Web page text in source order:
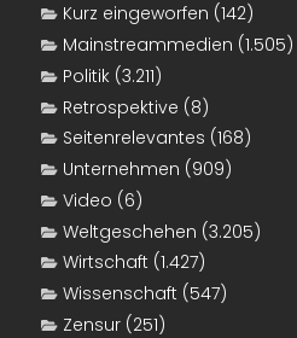
Kurz eingeworfen (142)
Mainstreammedien (1.505)
Politik (3.211)
Retrospektive (8)
Seitenrelevantes (168)
Unternehmen (909)
Video (6)
Weltgeschehen (3.205)
Wirtschaft (1.427)
Wissenschaft (547)
Zensur (251)